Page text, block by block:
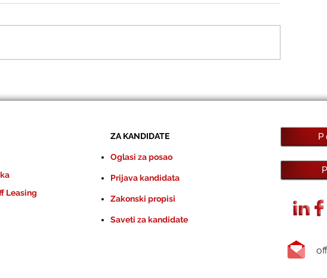
Leasing
ZA KANDIDATE
Oglasi za posao
Prijava kandidata
Zakonski propisi
Saveti za kandidate